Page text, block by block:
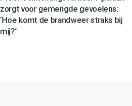
zorgt voor gemengde gevoelens:
‘Hoe komt de brandweer straks bij
mij?’